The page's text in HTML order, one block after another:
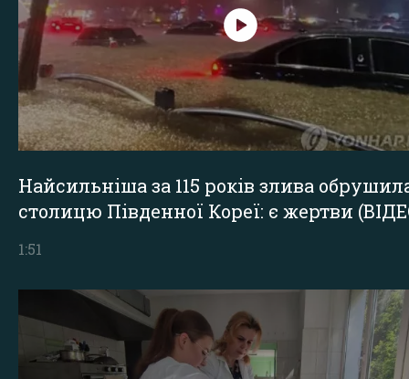
Найсильніша за 115 років злива
столицю Південної Кореї: є жертви
1:51